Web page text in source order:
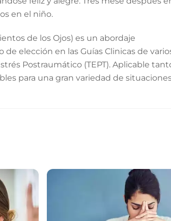
en el niño.
de los Ojos) es un abordaje
elección en las Guías Clinicas de
Postraumático (TEPT). Aplicable
para una gran variedad de